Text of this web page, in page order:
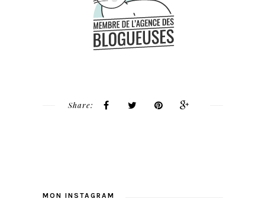
Share:
MON INSTAGRAM